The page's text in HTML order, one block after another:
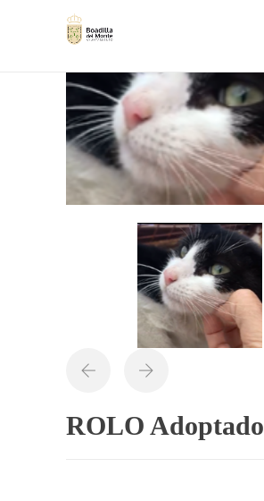
ROLO Adoptado